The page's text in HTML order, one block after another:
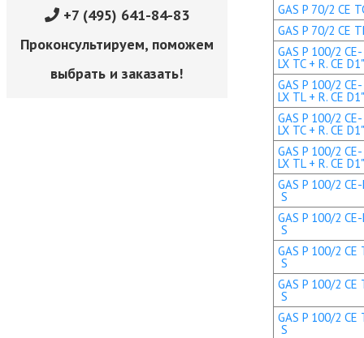
+7 (495) 641-84-83
Проконсультируем, поможем
выбрать и заказать!
GAS P 70/2 CE
GAS P 70/2 CE
GAS P 100/2 CE-
LX TC + R. CE
GAS P 100/2 CE-
LX TL + R. CE
GAS P 100/2 CE-
LX TC + R. CE
GAS P 100/2 CE-
LX TL + R. CE
GAS P 100/2
S
GAS P 100/2
S
GAS P 100/2 CE
S
GAS P 100/2 CE
S
GAS P 100/2 CE
S